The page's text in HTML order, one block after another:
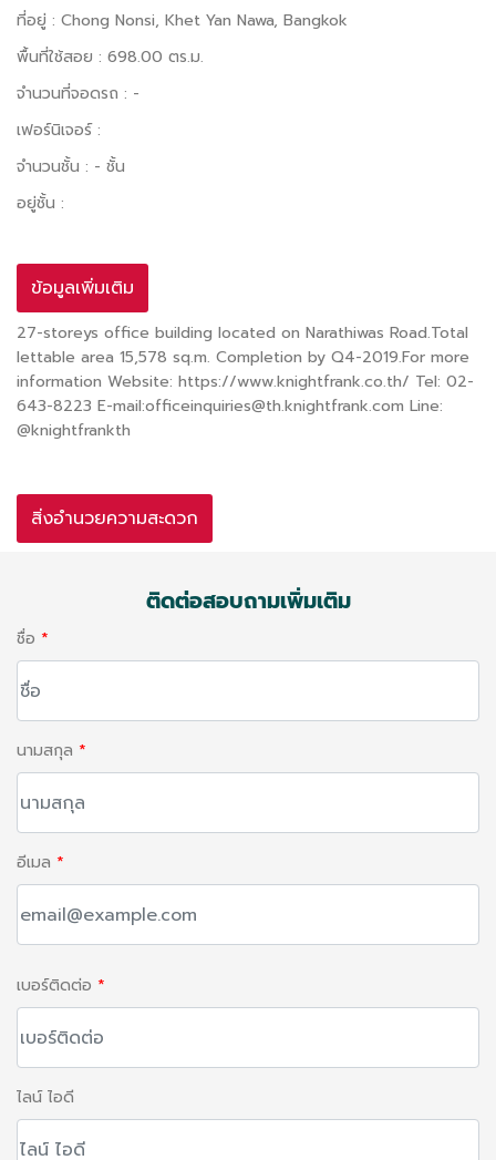
ที่อยู่ : Chong Nonsi, Khet Yan Nawa, Bangkok
พื้นที่ใช้สอย : 698.00 ตร.ม.
จำนวนที่จอดรถ : -
เฟอร์นิเจอร์ :
จำนวนชั้น : - ชั้น
อยู่ชั้น :
ข้อมูลเพิ่มเติม
27-storeys office building located on Narathiwas Road.Total
lettable area 15,578 sq.m. Completion by Q4-2019.For more
information Website: https://www.knightfrank.co.th/ Tel: 02-
643-8223 E-mail:officeinquiries@th.knightfrank.com Line:
@knightfrankth
สิ่งอำนวยความสะดวก
ติดต่อสอบถามเพิ่มเติม
ชื่อ *
นามสกุล *
อีเมล *
เบอร์ติดต่อ *
ไลน์ ไอดี